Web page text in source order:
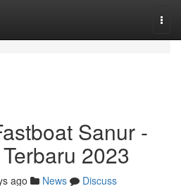
Sanur -
2023
ago News
Discuss